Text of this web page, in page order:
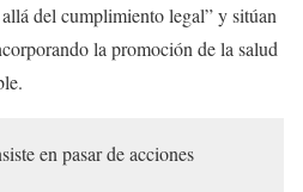
del cumplimiento legal” y sitúan
la promoción de la salud
en pasar de acciones